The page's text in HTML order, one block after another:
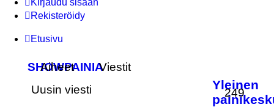
Rekisteröidy
Etusivu
SHOWPAINIA
Aiheet
Viestit
Uusin viesti
Yleinen
249